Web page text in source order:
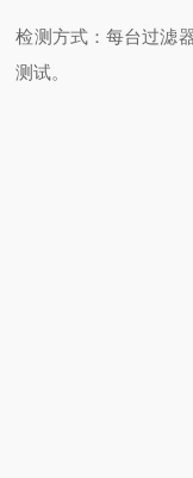
检测方式：每台过滤
测试。